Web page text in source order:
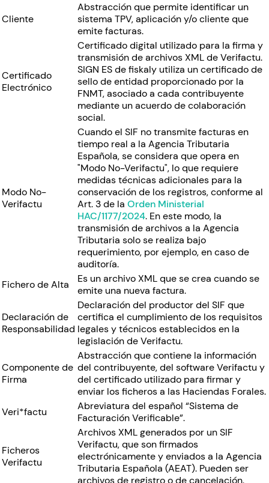
Cliente
Abstracción que permite identificar un
sistema TPV, aplicación y/o cliente que
emite facturas.
Certificado
Electrónico
Certificado digital utilizado para la firma y
transmisión de archivos XML de Verifactu.
SIGN ES de fiskaly utiliza un certificado de
sello de entidad proporcionado por la
FNMT, asociado a cada contribuyente
mediante un acuerdo de colaboración
social.
Modo No-
Verifactu
Cuando el SIF no transmite facturas en
tiempo real a la Agencia Tributaria
Española, se considera que opera en
"Modo No-Verifactu", lo que requiere
medidas técnicas adicionales para la
conservación de los registros, conforme al
Art. 3 de la Orden Ministerial
HAC/1177/2024. En este modo, la
transmisión de archivos a la Agencia
Tributaria solo se realiza bajo
requerimiento, por ejemplo, en caso de
auditoría.
Fichero de Alta
Es un archivo XML que se crea cuando se
emite una nueva factura.
Declaración de
Responsabilidad
Declaración del productor del SIF que
certifica el cumplimiento de los requisitos
legales y técnicos establecidos en la
legislación de Verifactu.
Componente de
Firma
Abstracción que contiene la información
del contribuyente, del software Verifactu y
del certificado utilizado para firmar y
enviar los ficheros a las Haciendas Forales.
Veri*factu
Abreviatura del español “Sistema de
Facturación Verificable”.
Ficheros
Verifactu
Archivos XML generados por un SIF
Verifactu, que son firmados
electrónicamente y enviados a la Agencia
Tributaria Española (AEAT). Pueden ser
archivos de registro o de cancelación.